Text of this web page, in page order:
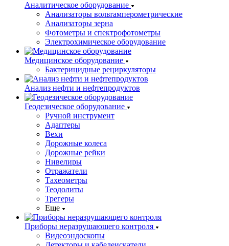
Аналитическое оборудование
Анализаторы вольтамперометрические
Анализаторы зерна
Фотометры и спектрофотометры
Электрохимическое оборудование
Медицинское оборудование
Бактерицидные рециркуляторы
Анализ нефти и нефтепродуктов
Геодезическое оборудование
Ручной инструмент
Адаптеры
Вехи
Дорожные колеса
Дорожные рейки
Нивелиры
Отражатели
Тахеометры
Теодолиты
Трегеры
Еще
Приборы неразрушающего контроля
Видеоэндоскопы